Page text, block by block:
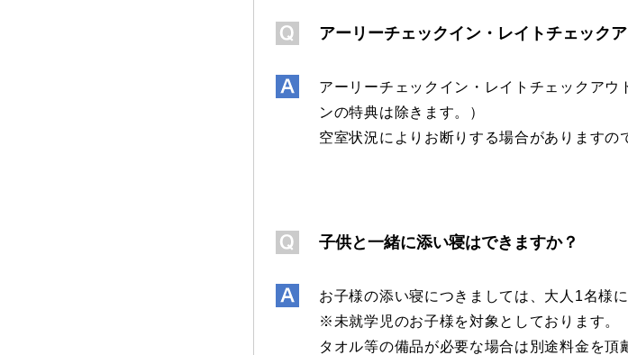
アーリーチェックイン・レイトチェック
アーリーチェックイン・レイトチェックア
ンの特典は除きます。）
空室状況によりお断りする場合がありますの
子供と一緒に添い寝はできますか？
お子様の添い寝につきましては、大人1名様
※未就学児のお子様を対象としております。
タオル等の備品が必要な場合は別途料金を頂